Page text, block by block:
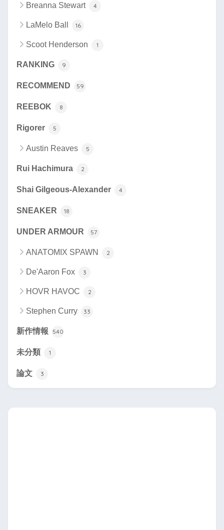
Breanna Stewart 4
LaMelo Ball 16
Scoot Henderson 1
RANKING 9
RECOMMEND 59
REEBOK 8
Rigorer 5
Austin Reaves 5
Rui Hachimura 2
Shai Gilgeous-Alexander 4
SNEAKER 18
UNDER ARMOUR 57
ANATOMIX SPAWN 2
De'Aaron Fox 3
HOVR HAVOC 2
Stephen Curry 33
新作情報 540
未分類 1
論文 3